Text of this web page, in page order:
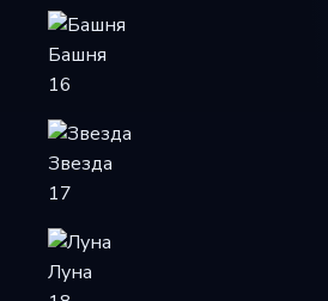
Башня
16
Звезда
17
Луна